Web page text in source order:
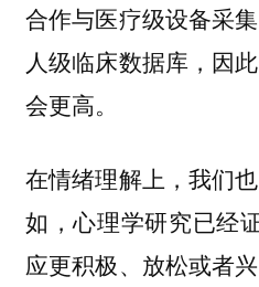
合作与医疗级设备采
人级临床数据库，因
会更高。
在情绪理解上，我们
如，心理学研究已经
应更积极、放松或者